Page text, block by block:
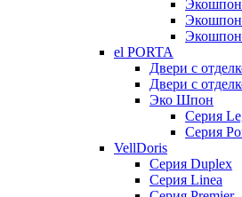
Экошпон
Экошпон
el PORTA
Двери с
Двери с
Эко Шпон
Серия
Серия
VellDoris
Серия Duplex
Серия Linea